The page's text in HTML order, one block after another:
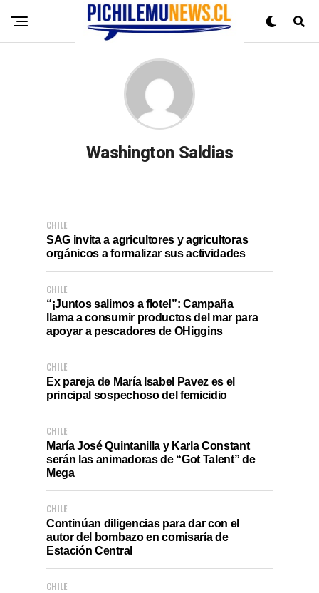
Washington Saldias
CHILE
SAG invita a agricultores y agricultoras
orgánicos a formalizar sus actividades
CHILE
“¡Juntos salimos a flote!”: Campaña
llama a consumir productos del mar para
apoyar a pescadores de OHiggins
CHILE
Ex pareja de María Isabel Pavez es el
principal sospechoso del femicidio
CHILE
María José Quintanilla y Karla Constant
serán las animadoras de “Got Talent” de
Mega
CHILE
Continúan diligencias para dar con el
autor del bombazo en comisaría de
Estación Central
CHILE